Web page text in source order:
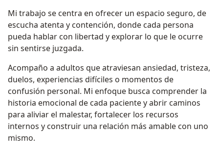
Mi trabajo se centra en ofrecer un espacio seguro, de
escucha atenta y contención, donde cada persona
pueda hablar con libertad y explorar lo que le ocurre
sin sentirse juzgada.
Acompaño a adultos que atraviesan ansiedad, tristeza,
duelos, experiencias difíciles o momentos de
confusión personal. Mi enfoque busca comprender la
historia emocional de cada paciente y abrir caminos
para aliviar el malestar, fortalecer los recursos
internos y construir una relación más amable con uno
mismo.